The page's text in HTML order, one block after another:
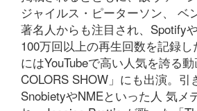
ジャイルス・ピーターソン、 ベ
著名人からも注目され、Spotify
100万回以上の再生回数を記録
にはYouTubeで高い人気を誇る
COLORS SHOW」にも出演。引
SnobietyやNMEといった人 気メ